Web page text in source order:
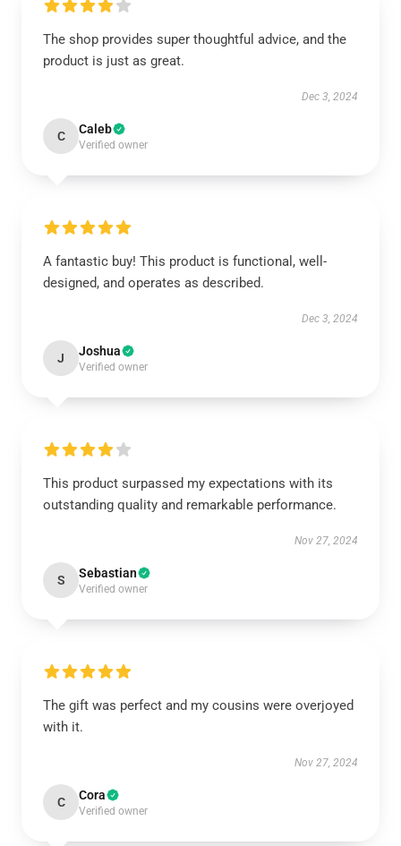
The shop provides super thoughtful advice, and the
product is just as great.
Dec 3, 2024
C Caleb
Verified owner
A fantastic buy! This product is functional, well-
designed, and operates as described.
Dec 3, 2024
J Joshua
Verified owner
This product surpassed my expectations with its
outstanding quality and remarkable performance.
Nov 27, 2024
S Sebastian
Verified owner
The gift was perfect and my cousins were overjoyed
with it.
Nov 27, 2024
C Cora
Verified owner